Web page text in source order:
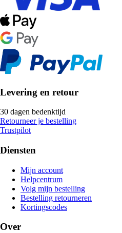
Levering en retour
30 dagen bedenktijd
Retourneer je bestelling
Trustpilot
Diensten
Mijn account
Helpcentrum
Volg mijn bestelling
Bestelling retourneren
Kortingscodes
Over